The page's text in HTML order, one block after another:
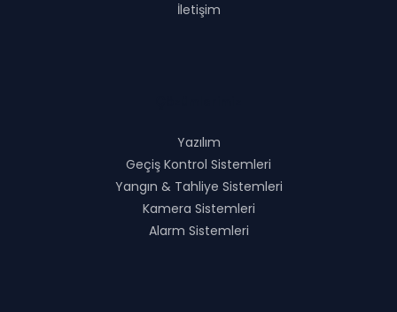
İletişim
Yazılım
Geçiş Kontrol Sistemleri
Yangın & Tahliye Sistemleri
Kamera Sistemleri
Alarm Sistemleri